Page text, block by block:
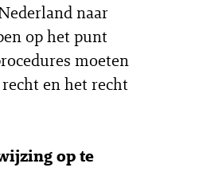
naar
op het punt
moeten
en het recht
op te